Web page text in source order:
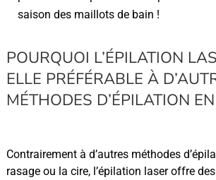
saison des maillots de bain !
POURQUOI L’ÉPILATION
ELLE PRÉFÉRABLE À
MÉTHODES D’ÉPILATION
Contrairement à d’autres méthodes
rasage ou la cire, l’épilation laser offre des